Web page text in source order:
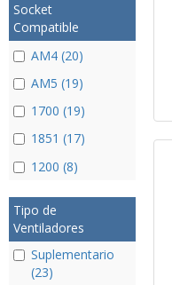
Socket
Compatible
AM4 (20)
AM5 (19)
1700 (19)
1851 (17)
1200 (8)
Tipo de
Ventiladores
Suplementario
(23)